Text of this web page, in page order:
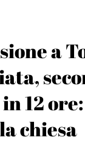
a
12
chiesa